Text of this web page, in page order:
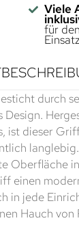
Viele
für
Einsatz
durch
ist dieser
Oberfläche
einen
in jede
Hauch von